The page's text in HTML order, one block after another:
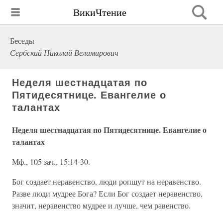
ВикиЧтение
Беседы
Сербский Николай Велимирович
Неделя шестнадцатая по
Пятидесятнице. Евангелие о
талантах
Неделя шестнадцатая по Пятидесятнице. Евангелие о
талантах
Мф., 105 зач., 15:14-30.
Бог создает неравенство, люди ропщут на неравенство.
Разве люди мудрее Бога? Если Бог создает неравенство,
значит, неравенство мудрее и лучше, чем равенство.